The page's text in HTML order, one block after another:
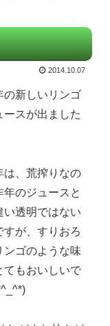
2014.10.07
の新しいリンゴ
ースが出ました
は、荒搾りなの
年のジュースと
い透明ではない
すが、すりおろ
ンゴのような味
てもおいしいで